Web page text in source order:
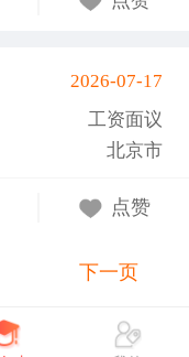
2026-07-17
工资面议
北京市
点赞
下一页